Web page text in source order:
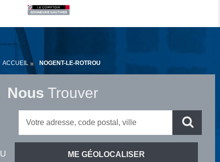
ACCUEIL NOGENT-LE-ROTROU
Nous Trouver